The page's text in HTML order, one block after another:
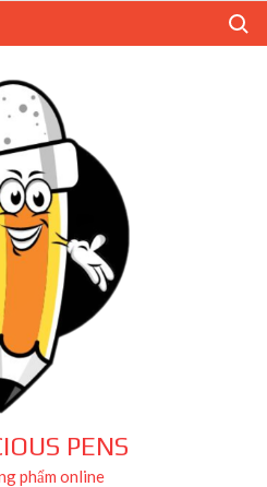
PENS
phẩm online